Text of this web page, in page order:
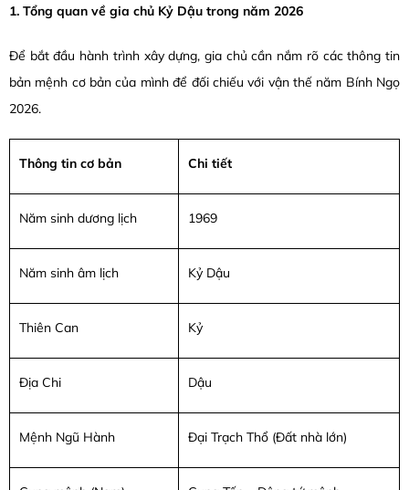
1. Tổng quan về gia chủ Kỷ Dậu trong năm 2026
Để bắt đầu hành trình xây dựng, gia chủ cần nắm rõ các thông tin
bản mệnh cơ bản của mình để đối chiếu với vận thế năm Bính Ngọ
2026.
Thông tin cơ bản Chi tiết
Năm sinh dương lịch 1969
Năm sinh âm lịch Kỷ Dậu
Thiên Can Kỷ
Địa Chi Dậu
Mệnh Ngũ Hành Đại Trạch Thổ (Đất nhà lớn)